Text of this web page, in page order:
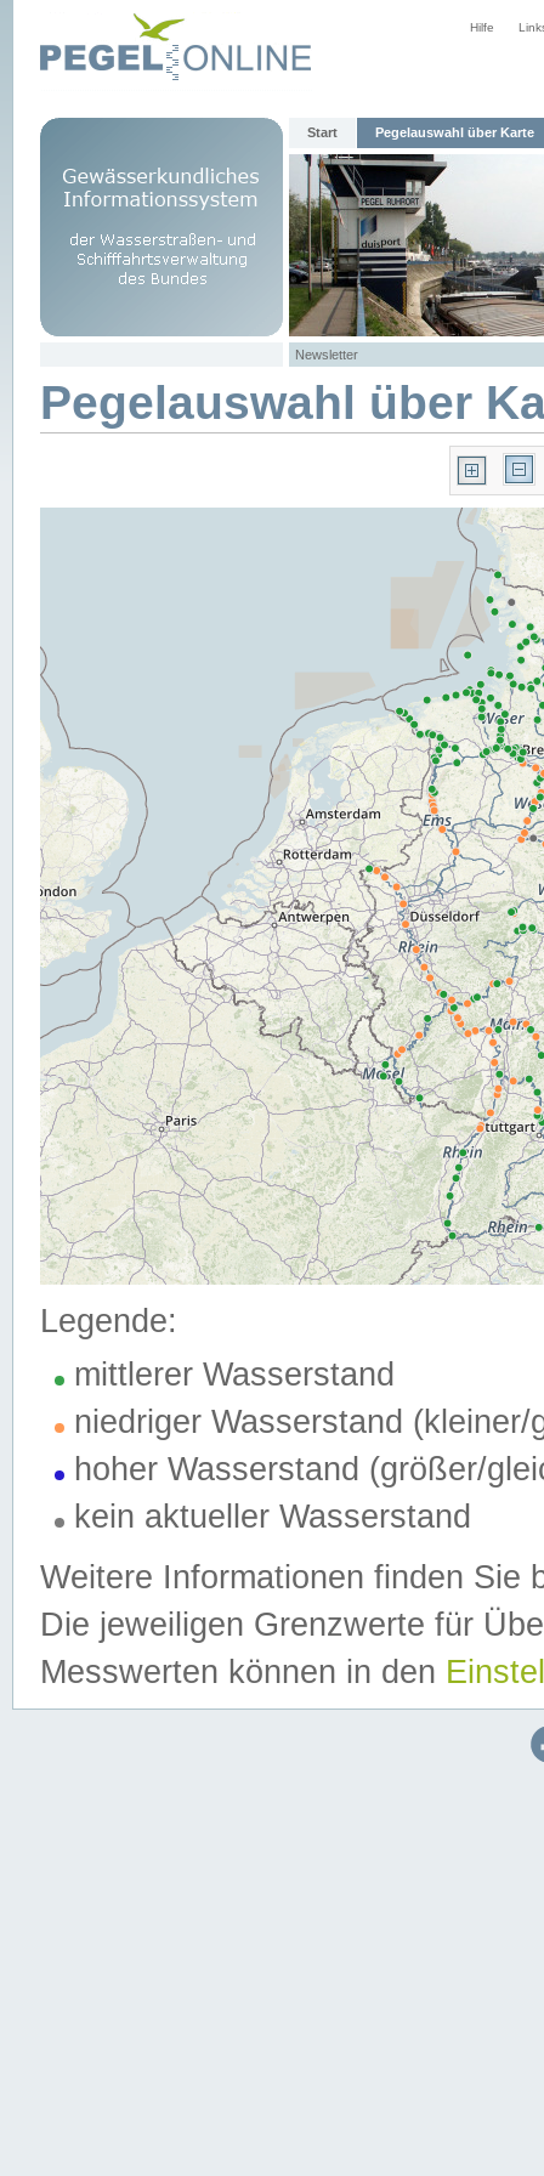
Hilfe
Start Pegelauswahl über Karte
Newsletter
Pegelauswahl über
Legende:
mittlerer Wasserstand
niedriger Wasserstand (kleiner/
hoher Wasserstand (größer/
kein aktueller Wasserstand
Weitere Informationen finden Sie
Die jeweiligen Grenzwerte für
Messwerten können in den